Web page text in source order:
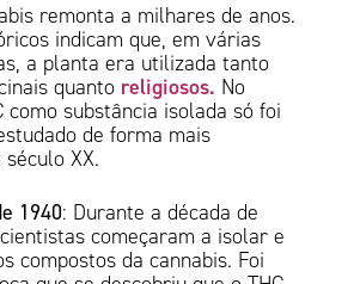
remonta a milhares de anos.
indicam que, em várias
a planta era utilizada tanto
quanto religiosos. No
como substância isolada só foi
de forma mais
XX.
1940: Durante a década de
começaram a isolar e
compostos da cannabis. Foi